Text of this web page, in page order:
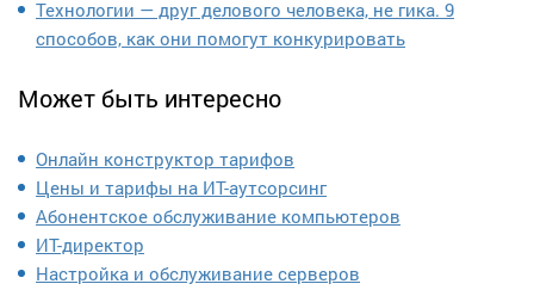
Технологии — друг делового человека, не гика. 9
способов, как они помогут конкурировать
Может быть интересно
Онлайн конструктор тарифов
Цены и тарифы на ИТ-аутсорсинг
Абонентское обслуживание компьютеров
ИТ-директор
Настройка и обслуживание серверов